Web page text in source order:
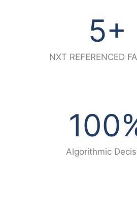
5+
NXT REFERENCED
100
Algorithmic